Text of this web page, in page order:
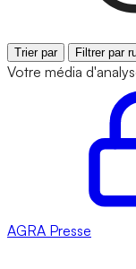
Trier par Filtrer par
Votre média
AGRA Presse